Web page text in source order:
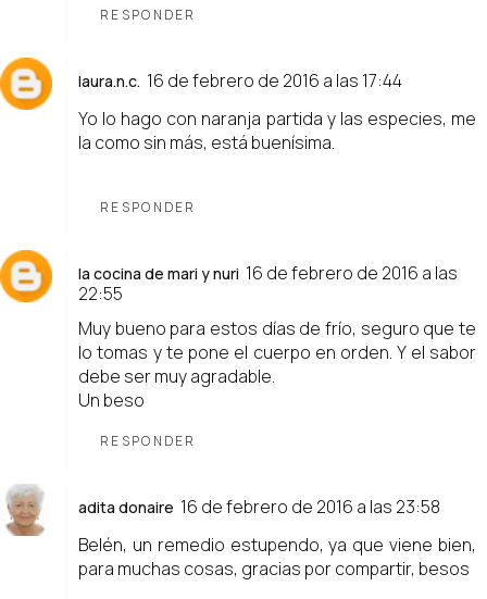
RESPONDER
laura.n.c. 16 de febrero de 2016 a las 17:44
Yo lo hago con naranja partida y las especies, me
la como sin más, está buenísima.
RESPONDER
la cocina de mari y nuri 16 de febrero de 2016 a las
22:55
Muy bueno para estos días de frío, seguro que te
lo tomas y te pone el cuerpo en orden. Y el sabor
debe ser muy agradable.
Un beso
RESPONDER
adita donaire 16 de febrero de 2016 a las 23:58
Belén, un remedio estupendo, ya que viene bien,
para muchas cosas, gracias por compartir, besos